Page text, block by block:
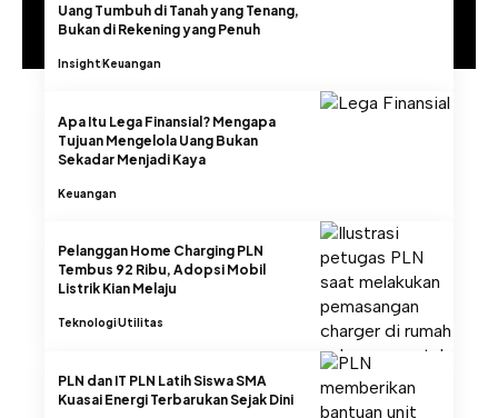
Uang Tumbuh di Tanah yang Tenang,
Bukan di Rekening yang Penuh
InsightKeuangan
Apa Itu Lega Finansial? Mengapa
Tujuan Mengelola Uang Bukan
Sekadar Menjadi Kaya
Keuangan
Pelanggan Home Charging PLN
Tembus 92 Ribu, Adopsi Mobil
Listrik Kian Melaju
TeknologiUtilitas
PLN dan IT PLN Latih Siswa SMA
Kuasai Energi Terbarukan Sejak Dini